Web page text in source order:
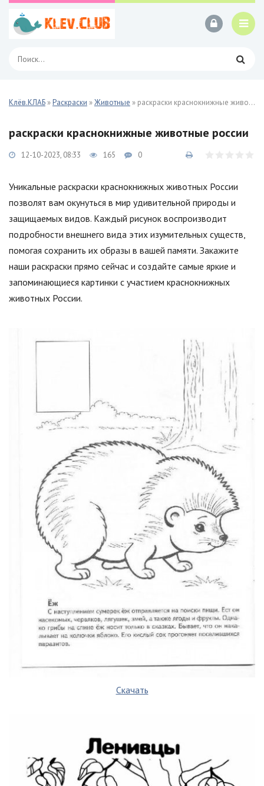
Клёв.КЛАБ »Раскраски »Животные » раскраски краснокнижные животные россии
раскраски краснокнижные животные россии
12-10-2023, 08:33 165 0
Уникальные раскраски краснокнижных животных России
позволят вам окунуться в мир удивительной природы и
защищаемых видов. Каждый рисунок воспроизводит
подробности внешнего вида этих изумительных существ,
помогая сохранить их образы в вашей памяти. Закажите
наши раскраски прямо сейчас и создайте самые яркие и
запоминающиеся картинки с участием краснокнижных
животных России.
Скачать